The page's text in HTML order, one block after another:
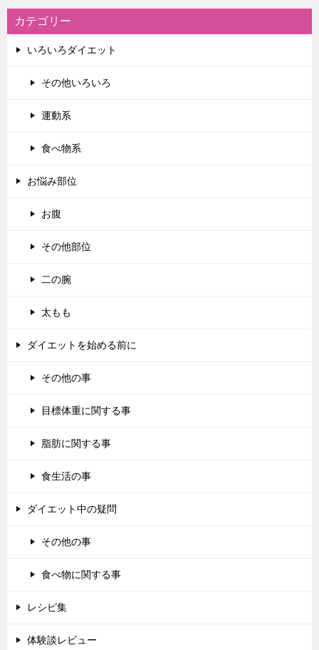
カテゴリー
いろいろダイエット
その他いろいろ
運動系
食べ物系
お悩み部位
お腹
その他部位
二の腕
太もも
ダイエットを始める前に
その他の事
目標体重に関する事
脂肪に関する事
食生活の事
ダイエット中の疑問
その他の事
食べ物に関する事
レシピ集
体験談レビュー